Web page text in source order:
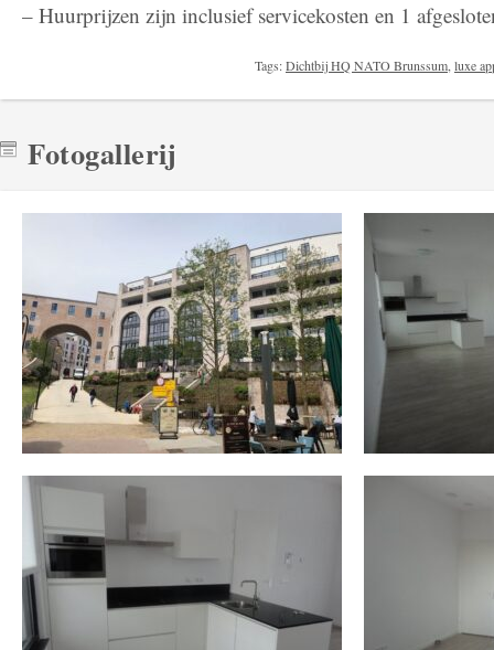
– Huurprijzen zijn inclusief servicekosten en 1
Tags:Dichtbij HQ NATO Brunssum luxe
Fotogallerij